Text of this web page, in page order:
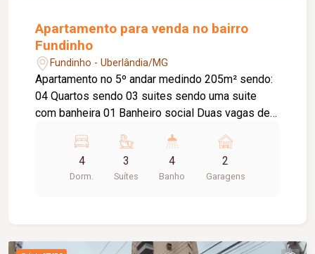
Apartamento para venda no bairro
Fundinho
Fundinho - Uberlândia/MG
Apartamento no 5º andar medindo 205m² sendo:
04 Quartos sendo 03 suites sendo uma suite
com banheira 01 Banheiro social Duas vagas de
todos com planejados Lavanderia.
4
Dorm.
3
Suítes
4
Banho
2
Garagens